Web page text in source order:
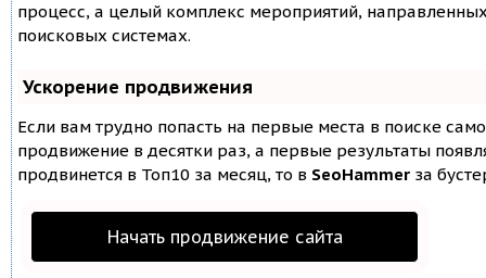
процесс, а целый комплекс мероприятий,
поисковых системах.
Ускорение продвижения
Если вам трудно попасть на первые места в поиске
продвижение в десятки раз, а первые результаты
продвинется в Топ10 за месяц, то в SeoHammer за
Начать продвижение сайта